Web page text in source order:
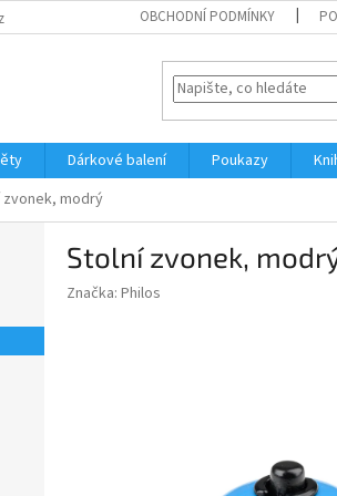
OBCHODNÍ PODMÍNKY
Dárkové balení Poukazy
zvonek, modrý
Stolní zvonek,
Značka: Philos